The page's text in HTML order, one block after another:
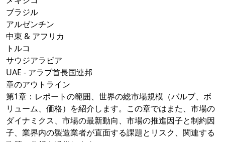
ブラジル
アルゼンチン
中東 & アフリカ
トルコ
サウジアラビア
UAE - アラブ首長国連邦
章のアウトライン
第1章：レポートの範囲、世界の総市場規模（バルブ、ボ
リューム、価格）を紹介します。この章ではまた、市場の
ダイナミクス、市場の最新動向、市場の推進因子と制約因
子、業界内の製造業者が直面する課題とリスク、関連する